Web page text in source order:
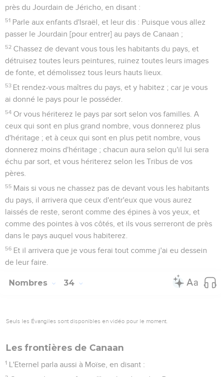
près du Jourdain de Jéricho, en disant :
51 Parle aux enfants d'Israël, et leur dis : Puisque vous allez
passer le Jourdain [pour entrer] au pays de Canaan ;
52 Chassez de devant vous tous les habitants du pays, et
détruisez toutes leurs peintures, ruinez toutes leurs images
de fonte, et démolissez tous leurs hauts lieux.
53 Et rendez-vous maîtres du pays, et y habitez ; car je vous
ai donné le pays pour le posséder.
54 Or vous hériterez le pays par sort selon vos familles. A
ceux qui sont en plus grand nombre, vous donnerez plus
d'héritage ; et à ceux qui sont en plus petit nombre, vous
donnerez moins d'héritage ; chacun aura selon qu'il lui sera
échu par sort, et vous hériterez selon les Tribus de vos
pères.
55 Mais si vous ne chassez pas de devant vous les habitants
du pays, il arrivera que ceux d'entr'eux que vous aurez
laissés de reste, seront comme des épines à vos yeux, et
comme des pointes à vos côtés, et ils vous serreront de près
dans le pays auquel vous habiterez.
56 Et il arrivera que je vous ferai tout comme j'ai eu dessein
de leur faire.
Nombres 34
Seuls les Évangiles sont disponibles en vidéo pour le moment.
Les frontières de Canaan
1 L'Eternel parla aussi à Moïse, en disant :